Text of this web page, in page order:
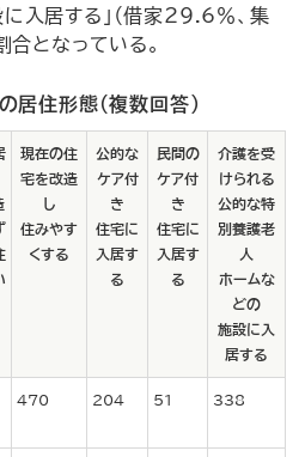
入居する」（借家29.6％、集
となっている。
住形態（複数回答）
現在の住
宅を改造
し
住みやす
くする
公的な
ケア付
き
住宅に
入居す
る
民間の
ケア付
き
住宅に
入居す
る
介護を受
けられる
公的な特
別養護老
人
ホームな
どの
施設に入
居する
470 204 51 338